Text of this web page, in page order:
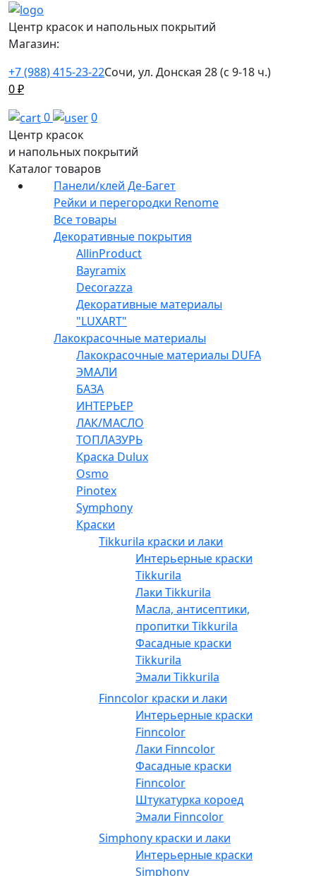
Центр красок и напольных покрытий
Магазин:
+7 (988) 415-23-22Сочи, ул. Донская 28 (с 9-18 ч.)
0₽
0
0
Центр красок
и напольных покрытий
Каталог товаров
Панели/клей Де-Багет
Рейки и перегородки Renome
Все товары
Декоративные покрытия
AllinProduct
Bayramix
Decorazza
Декоративные материалы
"LUXART"
Лакокрасочные материалы
Лакокрасочные материалы DUFA
ЭМАЛИ
БАЗА
ИНТЕРЬЕР
ЛАК/МАСЛО
ТОПЛАЗУРЬ
Краска Dulux
Osmo
Pinotex
Symphony
Краски
Tikkurila краски и лаки
Интерьерные краски
Tikkurila
Лаки Tikkurila
Масла, антисептики,
пропитки Tikkurila
Фасадные краски
Tikkurila
Эмали Tikkurila
Finncolor краски и лаки
Интерьерные краски
Finncolor
Лаки Finncolor
Фасадные краски
Finncolor
Штукатурка короед
Эмали Finncolor
Simphony краски и лаки
Интерьерные краски
Simphony